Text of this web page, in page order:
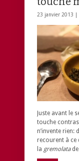
23 janvier 2013 |
Juste avant le
touche
n’invente rien:
recourent à ce
la gremolata